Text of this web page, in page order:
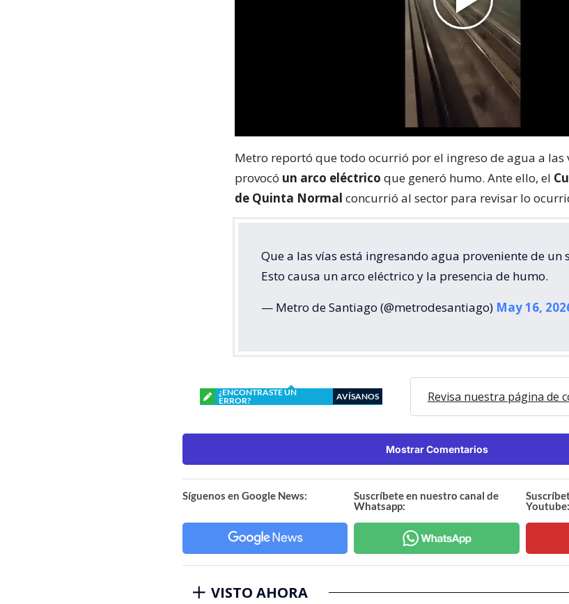
Metro reportó que todo ocurrió por el ingreso de agua a las
provocó un arco eléctrico que generó humo. Ante ello, el
de Quinta Normal concurrió al sector para revisar lo
Que a las vías está ingresando agua proveniente de un
Esto causa un arco eléctrico y la presencia de humo.
— Metro de Santiago (@metrodesantiago) May 16,
¿ENCONTRASTE UN
ERROR?
AVÍSANOS Revisa nuestra página de
Mostrar Comentarios
Síguenos en Google News:
Suscríbete en nuestro canal de
Whatsapp:
Youtube:
VISTO AHORA